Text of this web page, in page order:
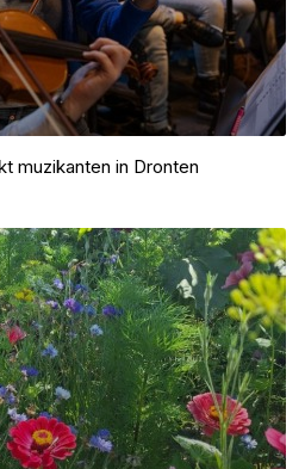
muzikanten in Dronten